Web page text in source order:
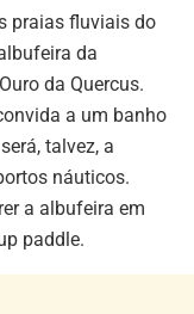
praias fluviais do
da
da Quercus.
a um banho
talvez, a
náuticos.
a albufeira em
paddle.